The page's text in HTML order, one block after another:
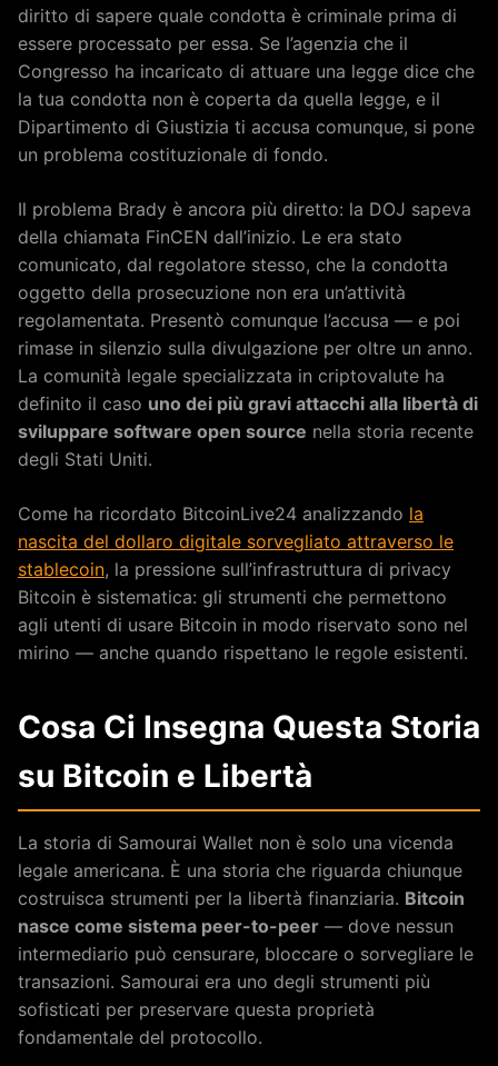
diritto di sapere quale condotta è criminale prima di
essere processato per essa. Se l’agenzia che il
Congresso ha incaricato di attuare una legge dice che
la tua condotta non è coperta da quella legge, e il
Dipartimento di Giustizia ti accusa comunque, si pone
un problema costituzionale di fondo.
Il problema Brady è ancora più diretto: la DOJ sapeva
della chiamata FinCEN dall’inizio. Le era stato
comunicato, dal regolatore stesso, che la condotta
oggetto della prosecuzione non era un’attività
regolamentata. Presentò comunque l’accusa — e poi
rimase in silenzio sulla divulgazione per oltre un anno.
La comunità legale specializzata in criptovalute ha
definito il caso uno dei più gravi attacchi alla libertà di
sviluppare software open source nella storia recente
degli Stati Uniti.
Come ha ricordato BitcoinLive24 analizzando la
nascita del dollaro digitale sorvegliato attraverso le
stablecoin, la pressione sull’infrastruttura di privacy
Bitcoin è sistematica: gli strumenti che permettono
agli utenti di usare Bitcoin in modo riservato sono nel
mirino — anche quando rispettano le regole esistenti.
Cosa Ci Insegna Questa Storia
su Bitcoin e Libertà
La storia di Samourai Wallet non è solo una vicenda
legale americana. È una storia che riguarda chiunque
costruisca strumenti per la libertà finanziaria. Bitcoin
nasce come sistema peer-to-peer — dove nessun
intermediario può censurare, bloccare o sorvegliare le
transazioni. Samourai era uno degli strumenti più
sofisticati per preservare questa proprietà
fondamentale del protocollo.